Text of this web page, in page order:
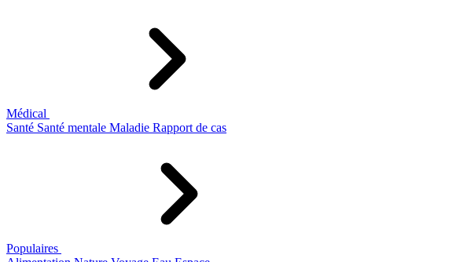
Médical
Santé Santé mentale Maladie Rapport de cas
Populaires